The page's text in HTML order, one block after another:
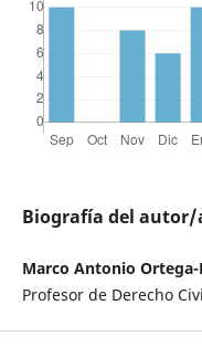
Biografía del autor/
Marco Antonio Ortega-
Profesor de Derecho